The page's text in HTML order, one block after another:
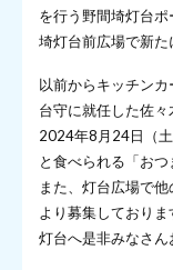
を行う野間埼灯台
埼灯台前広場で新た
以前からキッチン
台守に就任した佐
2024年8月24日（
と食べられる「おつ
また、灯台広場で
より募集しており
灯台へ是非みなさん